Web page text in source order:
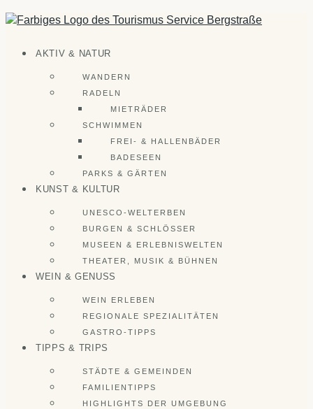
Zum
Inhalt
AKTIV & NATUR
WANDERN
RADELN
MIETRÄDER
SCHWIMMEN
FREI- & HALLENBÄDER
BADESEEN
PARKS & GÄRTEN
KUNST & KULTUR
UNESCO-WELTERBEN
BURGEN & SCHLÖSSER
MUSEEN & ERLEBNISWELTEN
THEATER, MUSIK & BÜHNEN
WEIN & GENUSS
WEIN ERLEBEN
REGIONALE SPEZIALITÄTEN
GASTRO-TIPPS
TIPPS & TRIPS
STÄDTE & GEMEINDEN
FAMILIENTIPPS
HIGHLIGHTS DER UMGEBUNG